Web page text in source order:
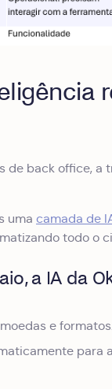
back office, a
uma camada de
todo o
a IA da
e
para